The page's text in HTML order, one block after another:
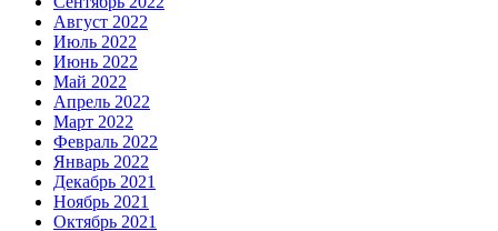
Август 2022
Июль 2022
Июнь 2022
Май 2022
Апрель 2022
Март 2022
Февраль 2022
Январь 2022
Декабрь 2021
Ноябрь 2021
Октябрь 2021